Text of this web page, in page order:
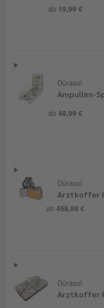
ab 19,99 €
Dürasol
Ampullen-
ab 48,99 €
Dürasol
Arztkoffer
ab 458,99 €
Dürasol
Arztkoffer